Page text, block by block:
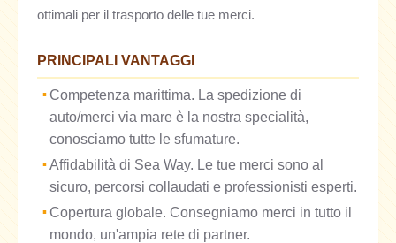
ottimali per il trasporto delle tue merci.
PRINCIPALI VANTAGGI
Competenza marittima. La spedizione di
auto/merci via mare è la nostra specialità,
conosciamo tutte le sfumature.
Affidabilità di Sea Way. Le tue merci sono al
sicuro, percorsi collaudati e professionisti esperti.
Copertura globale. Consegniamo merci in tutto il
mondo, un'ampia rete di partner.